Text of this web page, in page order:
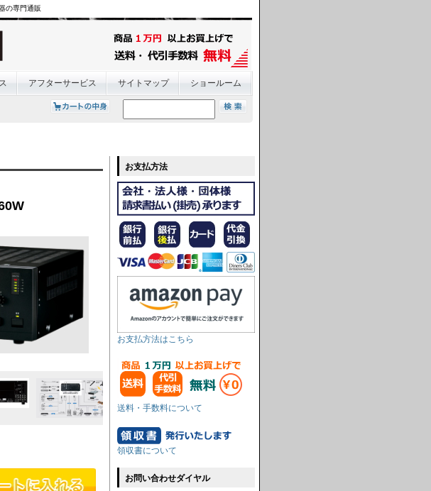
の専門通販
アフターサービス サイトマップ ショールーム
お支払方法
お支払方法はこちら
送料・手数料について
領収書について
お問い合わせダイヤル